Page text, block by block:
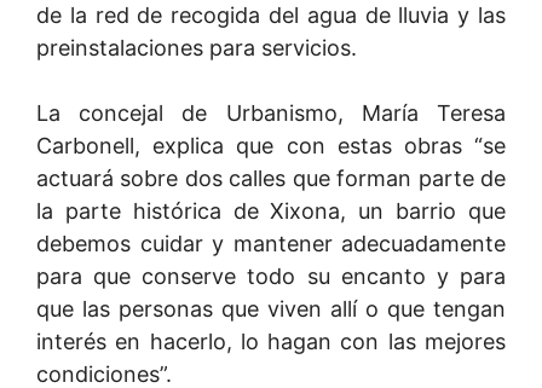
de la red de recogida del agua de lluvia y las
preinstalaciones para servicios.
La concejal de Urbanismo, María Teresa
Carbonell, explica que con estas obras “se
actuará sobre dos calles que forman parte de
la parte histórica de Xixona, un barrio que
debemos cuidar y mantener adecuadamente
para que conserve todo su encanto y para
que las personas que viven allí o que tengan
interés en hacerlo, lo hagan con las mejores
condiciones”.